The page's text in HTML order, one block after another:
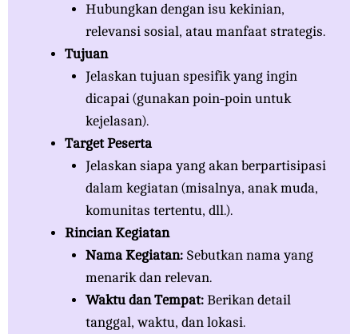
Hubungkan dengan isu kekinian,
relevansi sosial, atau manfaat strategis.
Tujuan
Jelaskan tujuan spesifik yang ingin
dicapai (gunakan poin-poin untuk
kejelasan).
Target Peserta
Jelaskan siapa yang akan berpartisipasi
dalam kegiatan (misalnya, anak muda,
komunitas tertentu, dll.).
Rincian Kegiatan
Nama Kegiatan:Sebutkan nama yang
menarik dan relevan.
Waktu dan Tempat:Berikan detail
tanggal, waktu, dan lokasi.